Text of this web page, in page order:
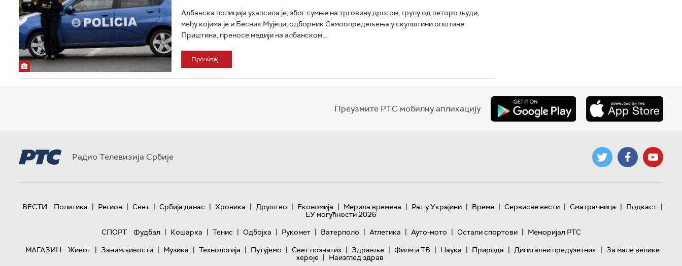
Албанска полиција ухапсила је, због сумње на трговину дрогом, групу од петоро људи,
међу којима је и Бесник Мујеци, одборник Самоопредељења у скупштини општине
Приштина, преносе медији на албанском...
Прочитај
Преузмите РТС мобилну апликацију
Радио Телевизија Србије
ВЕСТИ Политика | Регион | Свет | Србија данас | Хроника | Друштво | Економија | Мерила времена | Рат у Украјини | Време | Сервисне вести | Сматрачница | Подкаст |
ЕУ могућности 2026
СПОРТ
Фудбал | Кошарка | Тенис | Одбојка | Рукомет | Ватерполо | Атлетика | Ауто-мото | Остали спортови | Меморијал РТС
МАГАЗИН
Живот | Занимљивости | Музика | Технологијa | Путујемо | Свет познатих | Здравље | Филм и ТВ | Наука | Природа | Дигитални предузетник | За мале велике
хероје | Наизглед здрав